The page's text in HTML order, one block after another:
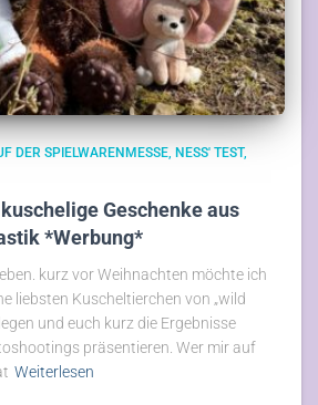
DER SPIELWARENMESSE NESS' TEST
Geschenke aus
*Werbung*
kurz vor Weihnachten möchte ich
liebsten Kuscheltierchen von „wild
und euch kurz die Ergebnisse
präsentieren. Wer mir auf
Weiterlesen